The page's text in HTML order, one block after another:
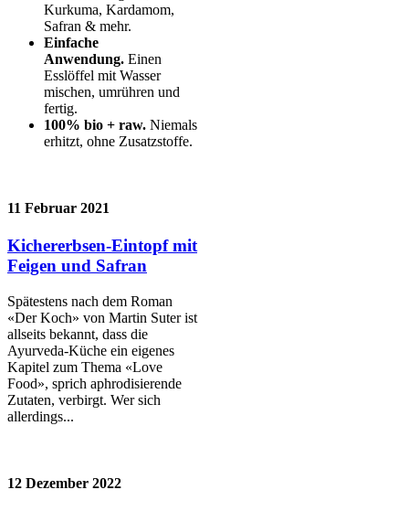
Kurkuma, Kardamom,
Safran & mehr.
Einfache
Anwendung. Einen
Esslöffel mit Wasser
mischen, umrühren und
fertig.
100% bio + raw. Niemals
erhitzt, ohne Zusatzstoffe.
11 Februar 2021
Kichererbsen-Eintopf mit
Feigen und Safran
Spätestens nach dem Roman
«Der Koch» von Martin Suter ist
allseits bekannt, dass die
Ayurveda-Küche ein eigenes
Kapitel zum Thema «Love
Food», sprich aphrodisierende
Zutaten, verbirgt. Wer sich
allerdings...
12 Dezember 2022